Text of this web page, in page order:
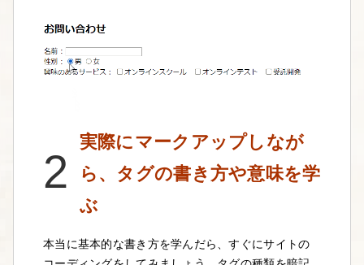
2
実際にマークアップしなが
ら、タグの書き方や意味を学
ぶ
本当に基本的な書き方を学んだら、すぐにサイトの